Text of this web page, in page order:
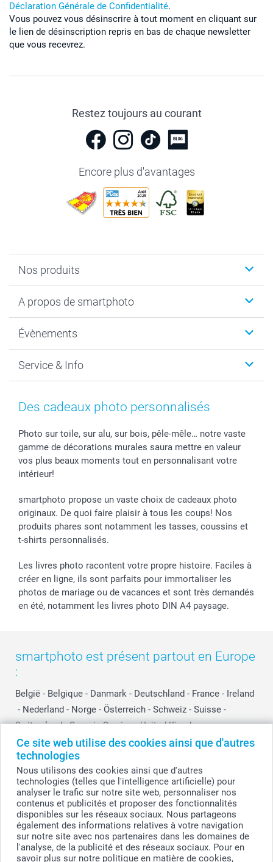
Ce site web utilise des cookies ainsi que d'autres
technologies
Nous utilisons des cookies ainsi que d'autres
technologies (telles que l'intelligence artificielle) pour
analyser le trafic sur notre site web, personnaliser nos
contenus et publicités et proposer des fonctionnalités
disponibles sur les réseaux sociaux. Nous partageons
également des informations relatives à votre navigation
sur notre site avec nos partenaires dans les domaines de
l'analyse, de la publicité et des réseaux sociaux. Pour en
savoir plus sur notre politique en matière de cookies,
Déclaration Générale de Confidentialité.
Vous pouvez vous désinscrire à tout moment en cliquant sur
le lien de désinscription repris en bas de chaque newsletter
que vous recevrez.
Restez toujours au courant
Encore plus d'avantages
Nos produits
Cadeaux photo
MyNameBook
Développement photo & Tirage photo
Cadres photo & accessoires déco
Calendrier photos & Agendas photo
Stickers & Etiquettes
Chèque Cadeau
A propos de smartphoto
Durabilité
Gestion des cookies
Mentions Légales
Affiliation
Investor Relations
B2B smartbusiness
Droit de rétractation
Évènements
Nouvel An
Fête des Mères
Confirmation ou communion
Mariage
Fête d'anniversaire
Collection naissance
Tous les évènements
Service & Info
Tarifs et frais de livraison
Livraison en 48 heures
Modes de Paiement
Identifiez-vous
Plan du site
Statut de ma commande
smarfriends
smartgarantie
smartbonus
Des cadeaux photo personnalisés
Photo sur toile, sur alu, sur bois, pêle-mêle… notre vaste
gamme de décorations murales saura mettre en valeur
vos plus beaux moments tout en personnalisant votre
intérieur!
smartphoto propose un vaste choix de cadeaux photo
originaux. De quoi faire plaisir à tous les coups! Nos
produits phares sont notamment les tasses, coussins et
t-shirts personnalisés.
Les livres photo racontent votre propre histoire. Faciles à
créer en ligne, ils sont parfaits pour immortaliser les
photos de mariage ou de vacances et sont très demandés
en été, notamment les livres photo DIN A4 paysage.
smartphoto est présent partout en Europe
:
België - Belgique - Danmark - Deutschland - France - Ireland
- Nederland - Norge - Österreich - Schweiz - Suisse -
Switzerland - Suomi - Sverige - United Kingdom -
Other Countries
© smartphoto group. Tous droits réservés
Tous les prix sont en francs suisses (CHF), TVA incluse et hors frais de port.